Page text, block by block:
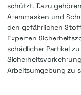
schützt. Dazu
Atemmasken und
den gefährlichen
Experten
schädlicher Partikel
Arbeitsumgebung zu